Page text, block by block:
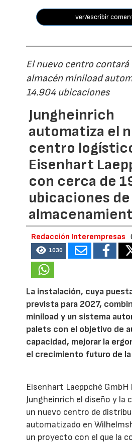
ver/escribir
El nuevo centro contará
almacén miniload
14.904 ubicaciones
Jungheinrich
automatiza el
centro
Eisenhart
con cerca de
ubicaciones de
Redacción Interempresas
1030
La instalación, cuya
prevista para 2027,
miniload y un sistema
palets con el objetivo de
capacidad, mejorar la
el crecimiento futuro de la
Eisenhart Laeppché
Jungheinrich el diseño y la
un nuevo centro de
automatizado en
un proyecto con el que la